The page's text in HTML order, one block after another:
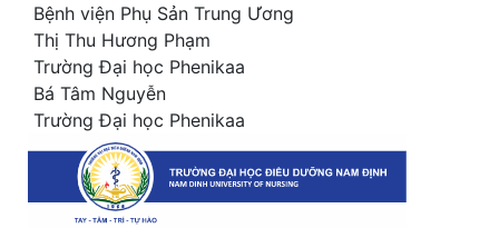
Bệnh viện Phụ Sản Trung Ương
Thị Thu Hương Phạm
Trường Đại học Phenikaa
Bá Tâm Nguyễn
Trường Đại học Phenikaa